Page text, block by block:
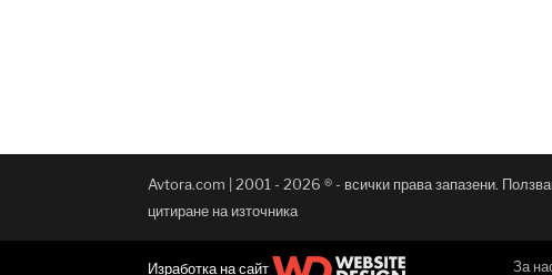
Avtora.com | 2001 - 2026 ® - всички права запазени.
цитиране на източника
Изработка на сайт За